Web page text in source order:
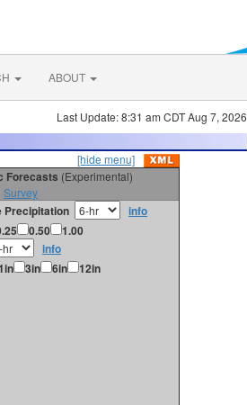
ABOUT
Last Update: 8:31 am CDT Aug 7, 2026
[hide menu]
Forecasts (Experimental)
Survey
Precipitation
info
0.50
1.00
info
3in 6in 12in